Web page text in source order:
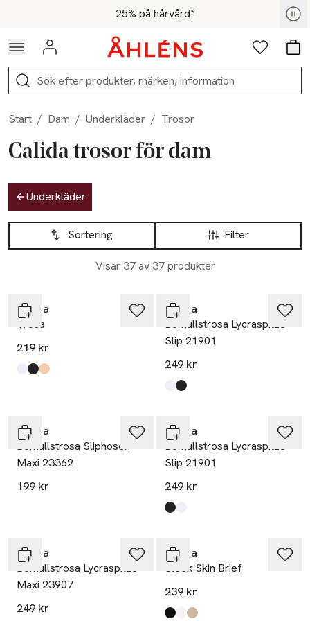
Hoppa till navigationsmenyn25% på hårvård*
För medlemmar - Shoppa nu
Logga in Favoriter
Sök
Start / Dam / Underkläder / Trosor
Calida trosor för dam
Hoppa till produktsidan
Underkläder
Hoppa till produktsidan
Filter
Sortering
Visar 37 av 37 produkter
Lista över produkter
Calida
Trosa
219 kr
Produkten finns i färgerna:
White,
Black,
Rose Teint
Calida
Bomullstrosa Lycraspitze
Slip 21901
249 kr
Produkten finns i färgerna:
White
Black
Calida
Bomullstrosa Sliphosen
Maxi 23362
199 kr
Calida
Bomullstrosa Lycraspitze
Slip 21901
249 kr
Produkten finns i färgerna:
Black
White
Calida
Bomullstrosa Lycraspitze
Maxi 23907
249 kr
Calida
Sleek Skin Brief
239 kr